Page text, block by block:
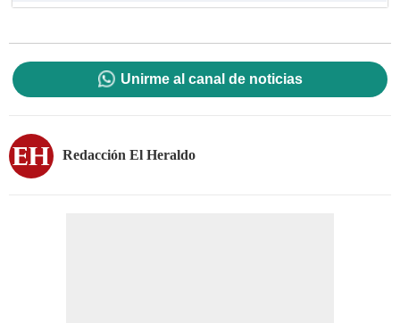
Unirme al canal de noticias
Redacción El Heraldo